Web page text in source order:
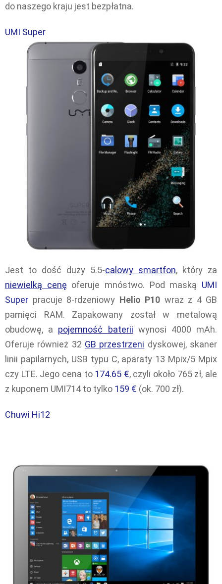
do naszego kraju jest bezpłatna.
UMI Super
Jest to dość duży 5.5-calowy smartfon, który za
niewielką cenę oferuje mnóstwo. Pod maską UMI
Super pracuje 8-rdzeniowy Helio P10 wraz z 4 GB
pamięci RAM. Zapakowany został w metalową
obudowę, a pojemność baterii wynosi 4000 mAh.
Oferuje również 32 GB przestrzeni dyskowej, skaner
linii papilarnych, USB typu C, aparaty 13 Mpix/5 Mpix
czy LTE. Jego cena to 174.65 €, czyli około 765 zł, ale
z kuponem UMI714 to tylko 159 € (ok. 700 zł).
Chuwi Hi12